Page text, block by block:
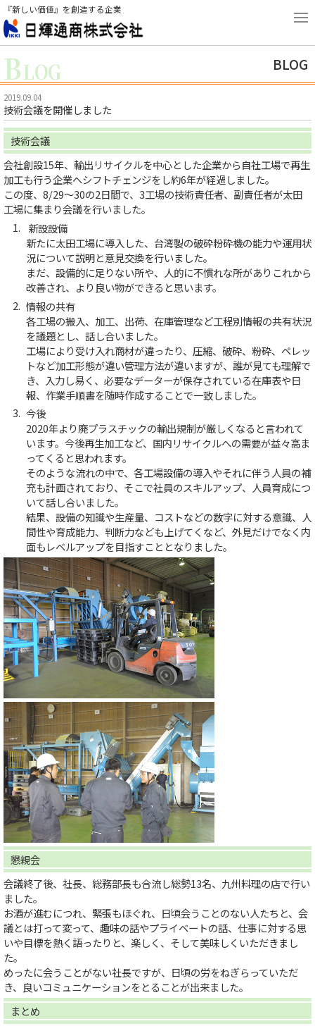
『新しい価値』を創造する企業
BLOG
BLOG
2019.09.04
技術会議を開催しました
技術会議
会社創設15年、輸出リサイクルを中心とした企業から自社工場で再生
加工も行う企業へシフトチェンジをし約6年が経過しました。
この度、8/29～30の2日間で、3工場の技術責任者、副責任者が太田
工場に集まり会議を行いました。
新設設備
新たに太田工場に導入した、台湾製の破砕粉砕機の能力や運用状
況について説明と意見交換を行いました。
まだ、設備的に足りない所や、人的に不慣れな所がありこれから
改善され、より良い物ができると思います。
情報の共有
各工場の搬入、加工、出荷、在庫管理など工程別情報の共有状況
を議題とし、話し合いました。
工場により受け入れ商材が違ったり、圧縮、破砕、粉砕、ペレッ
トなど加工形態が違い管理方法が違いますが、誰が見ても理解で
き、入力し易く、必要なデーターが保存されている在庫表や日
報、作業手順書を随時作成することで一致しました。
今後
2020年より廃プラスチックの輸出規制が厳しくなると言われて
います。今後再生加工など、国内リサイクルへの需要が益々高ま
ってくると思われます。
そのような流れの中で、各工場設備の導入やそれに伴う人員の補
充も計画されており、そこで社員のスキルアップ、人員育成につ
いて話し合いました。
結果、設備の知識や生産量、コストなどの数字に対する意識、人
間性や育成能力、判断力なども上げてくなど、外見だけでなく内
面もレベルアップを目指すこととなりました。
懇親会
会議終了後、社長、総務部長も合流し総勢13名、九州料理の店で行い
ました。
お酒が進むにつれ、緊張もほぐれ、日頃会うことのない人たちと、会
議とは打って変って、趣味の話やプライベートの話、仕事に対する思
いや目標を熱く語ったりと、楽しく、そして美味しくいただきまし
た。
めったに会うことがない社長ですが、日頃の労をねぎらっていただ
き、良いコミュニケーションをとることが出来ました。
まとめ